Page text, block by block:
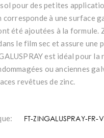
pour des petites
à une surface
été ajoutées à la formule.
le film sec et assure
est idéal pour
ou anciennes
revêtues de zinc.
FT-ZINGALUSPRAY-FR-